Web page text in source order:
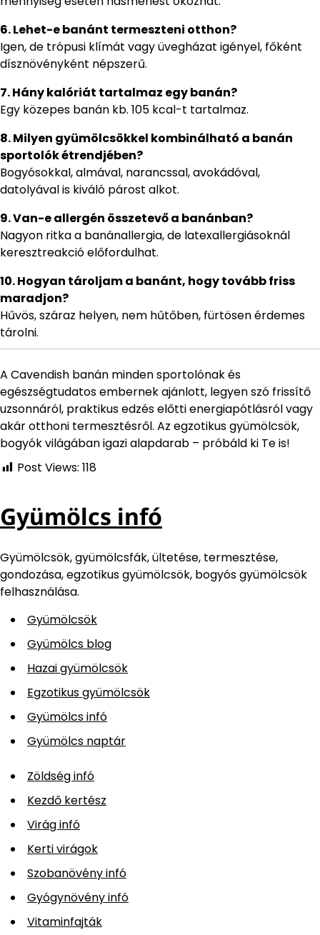
6. Lehet-e banánt termeszteni otthon?
Igen, de trópusi klímát vagy üvegházat igényel, főként
dísznövényként népszerű.
7. Hány kalóriát tartalmaz egy banán?
Egy közepes banán kb. 105 kcal-t tartalmaz.
8. Milyen gyümölcsökkel kombinálható a banán
sportolók étrendjében?
Bogyósokkal, almával, narancssal, avokádóval,
datolyával is kiváló párost alkot.
9. Van-e allergén összetevő a banánban?
Nagyon ritka a banánallergia, de latexallergiásoknál
keresztreakció előfordulhat.
10. Hogyan tároljam a banánt, hogy tovább friss
maradjon?
Hűvös, száraz helyen, nem hűtőben, fürtösen érdemes
tárolni.
A Cavendish banán minden sportolónak és
egészségtudatos embernek ajánlott, legyen szó frissítő
uzsonnáról, praktikus edzés előtti energiapótlásról vagy
akár otthoni termesztésről. Az egzotikus gyümölcsök,
bogyók világában igazi alapdarab – próbáld ki Te is!
Post Views: 118
Gyümölcs infó
Gyümölcsök, gyümölcsfák, ültetése, termesztése,
gondozása, egzotikus gyümölcsök, bogyós gyümölcsök
felhasználása.
Gyümölcsök
Gyümölcs blog
Hazai gyümölcsök
Egzotikus gyümölcsök
Gyümölcs infó
Gyümölcs naptár
Zöldség infó
Kezdő kertész
Virág infó
Kerti virágok
Szobanövény infó
Gyógynövény infó
Vitaminfajták